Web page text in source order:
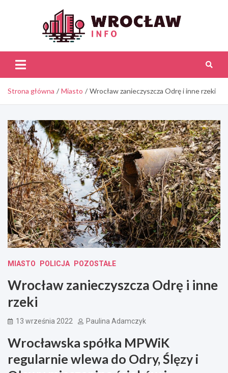
Strona główna Miasto Wrocław zanieczyszcza Odrę i inne rzeki
MIASTO POLICJA POZOSTAŁE
Wrocław zanieczyszcza Odrę i inne
rzeki
13 września 2022 Paulina Adamczyk
Wrocławska spółka MPWiK
regularnie wlewa do Odry, Ślęzy i